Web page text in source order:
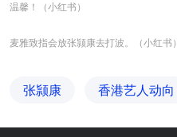
温馨！（小红书）
麦雅致指会放张颕康去打波。（小红书）
张颕康 香港艺人动向